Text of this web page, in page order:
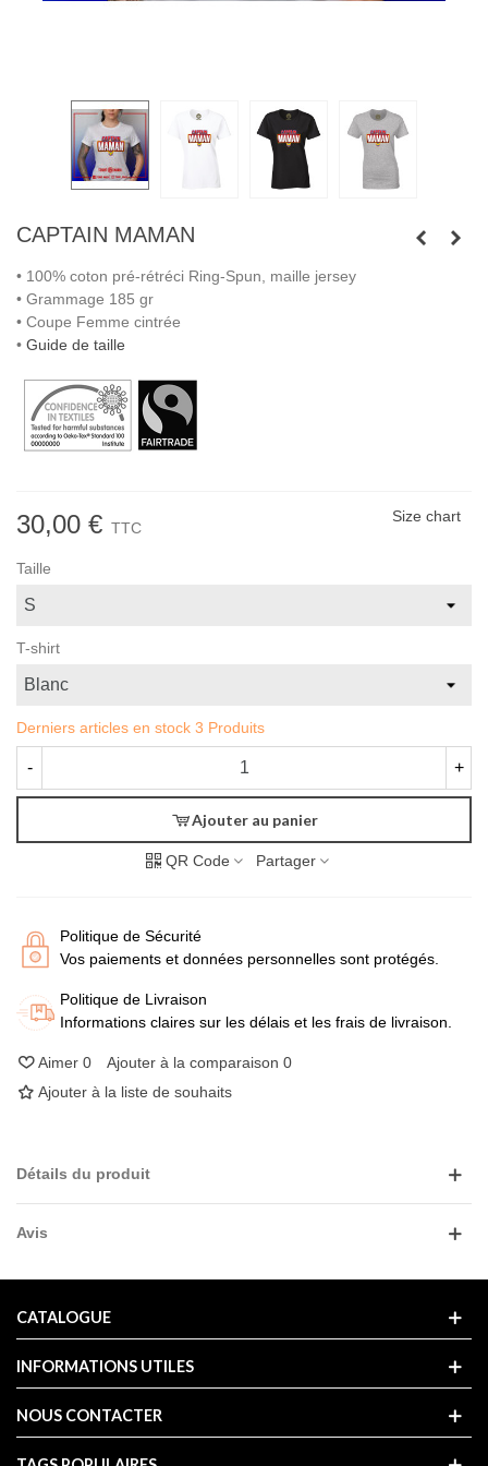
CAPTAIN MAMAN
• 100% coton pré-rétréci Ring-Spun, maille jersey
• Grammage 185 gr
• Coupe Femme cintrée
• Guide de taille
30,00 € TTC
Size chart
Taille
T-shirt
Derniers articles en stock 3 Produits
- +
Ajouter au panier
QR Code Partager
Politique de Sécurité
Vos paiements et données personnelles sont protégés.
Politique de Livraison
Informations claires sur les délais et les frais de livraison.
Aimer 0 Ajouter à la comparaison 0
Ajouter à la liste de souhaits
Détails du produit
Avis
CATALOGUE
INFORMATIONS UTILES
NOUS CONTACTER